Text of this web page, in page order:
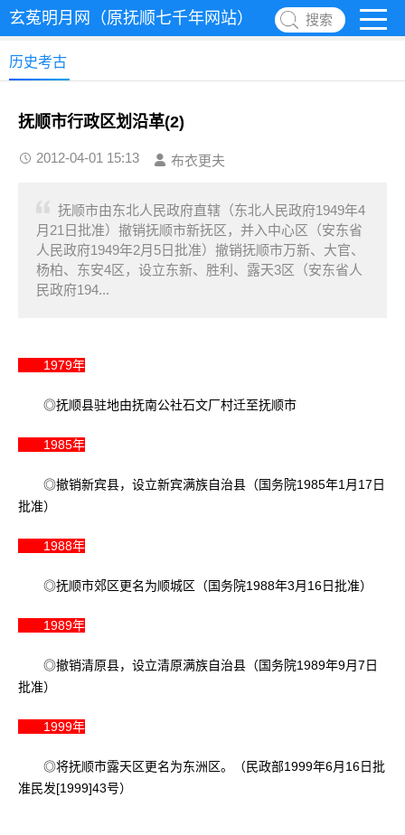
玄菟明月网（原抚顺七千年网站） 搜索
历史考古
抚顺市行政区划沿革(2)
2012-04-01 15:13 布衣更夫
抚顺市由东北人民政府直辖（东北人民政府1949年4
月21日批准）撤销抚顺市新抚区，并入中心区（安东省
人民政府1949年2月5日批准）撤销抚顺市万新、大官、
杨柏、东安4区，设立东新、胜利、露天3区（安东省人
民政府194...
1979年
◎抚顺县驻地由抚南公社石文厂村迁至抚顺市
1985年
◎撤销新宾县，设立新宾满族自治县（国务院1985年1月17日
批准）
1988年
◎抚顺市郊区更名为顺城区（国务院1988年3月16日批准）
1989年
◎撤销清原县，设立清原满族自治县（国务院1989年9月7日
批准）
1999年
◎将抚顺市露天区更名为东洲区。（民政部1999年6月16日批
准民发[1999]43号）